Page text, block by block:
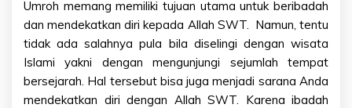
Umroh memang memiliki tujuan utama untuk beribadah
dan mendekatkan diri kepada Allah SWT. Namun, tentu
tidak ada salahnya pula bila diselingi dengan wisata
Islami yakni dengan mengunjungi sejumlah tempat
bersejarah. Hal tersebut bisa juga menjadi sarana Anda
mendekatkan diri dengan Allah SWT. Karena ibadah